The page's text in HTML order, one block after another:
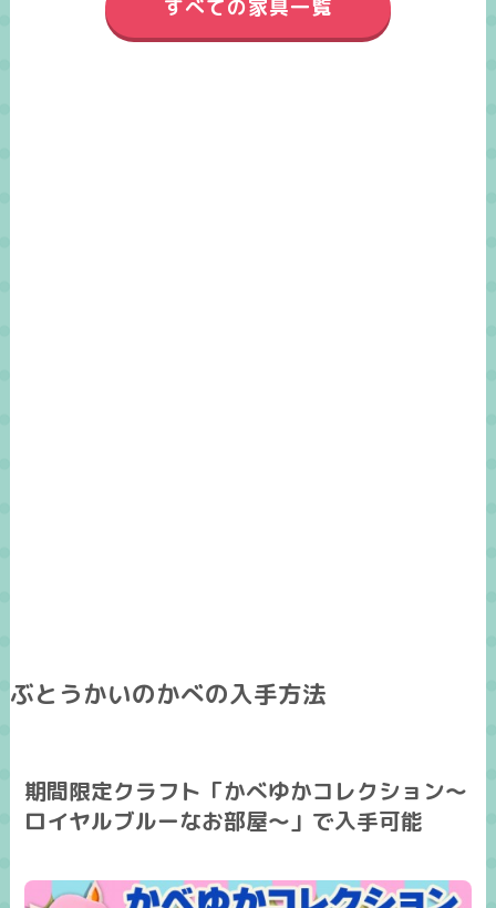
すべての家具一覧
ぶとうかいのかべの入手方法
期間限定クラフト「かべゆかコレクション～
ロイヤルブルーなお部屋～」で入手可能